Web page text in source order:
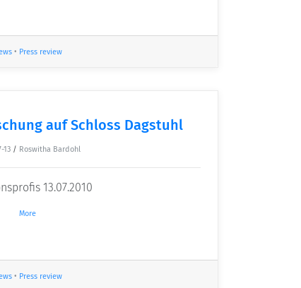
• Press review
auf Schloss Dagstuhl
13 / Roswitha Bardohl
13.07.2010
More
• Press review